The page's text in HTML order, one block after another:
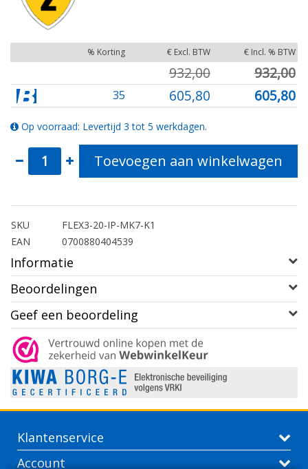
% Korting € Excl. BTW € Incl. % BTW
932,00 932,00
35 605,80 605,80
Op voorraad: Levertijd 3 tot 5 werkdagen.
Toevoegen aan winkelwagen
SKU
FLEX3-20-IP-MK7-K1
EAN
0700880404539
Informatie
Beoordelingen
Geef een beoordeling
Klantenservice
Account